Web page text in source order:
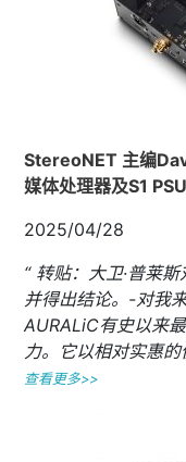
StereoNET 主编
媒体处理器及S1
2025/04/28
“ 转贴：大卫·普莱
并得出结论。-对我
AURALiC有史以来
力。它以相对实惠
查看更多>>